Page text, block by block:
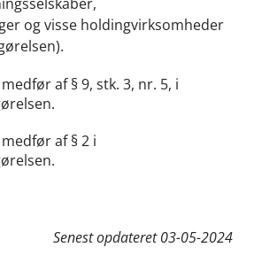
og visse holdingvirksomheder
af § 9, stk. 3, nr. 5, i
af § 2 i
Senest opdateret03-05-2024